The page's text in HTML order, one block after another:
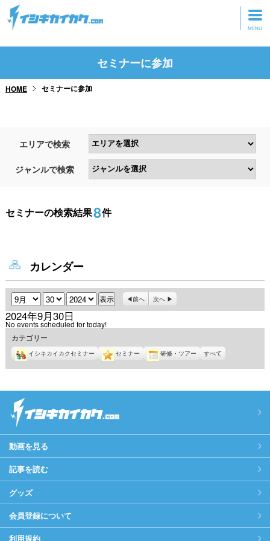
トップページ
研修・ツアーに参加
セミナーに参加
HOME セミナーに参加
エリアで検索
ジャンルで検索
セミナーの検索結果8件
カレンダー
月 日 年 前へ 次へ
2024年9月30日
No events scheduled for today!
カテゴリー
イシキカイカクセミナー セミナー 研修・ツアー すべて
動画を見る
記事を読む
グッズ
会員登録について